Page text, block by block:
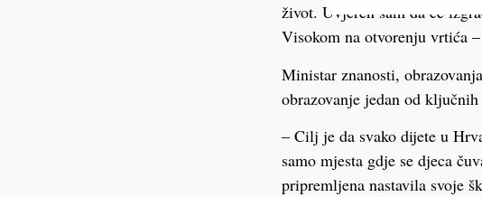
život. Uvjeren sam da će
Visokom na otvorenju vrtića
Ministar znanosti,
obrazovanje jedan od
– Cilj je da svako dijete u
samo mjesta gdje se djeca
pripremljena nastavila svoje